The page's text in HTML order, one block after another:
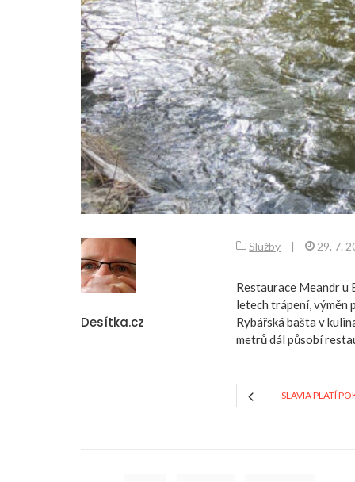
Desítka.cz
Služby | 29. 7.
Restaurace Meandr u
letech trápení, výměn
Rybářská bašta v
metrů dál působí
SLAVIA PLATÍ